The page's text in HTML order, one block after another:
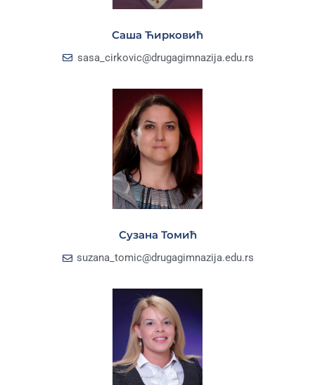
Саша Ћирковић
sasa_cirkovic@drugagimnazija.edu.rs
Сузана Томић
suzana_tomic@drugagimnazija.edu.rs